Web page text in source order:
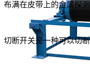
布满在皮带上的金属探
切断开关是一种可以切